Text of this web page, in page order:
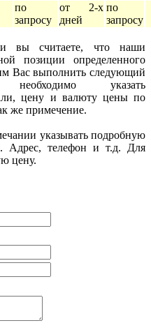
по
запросу
от 2-х
дней
по
запросу
вы считаете, что наши
позиции определенного
Вас выполнить следующий
указать
цену и валюту цены по
же примечение.
указывать подробную
Адрес, телефон и т.д. Для
цену.